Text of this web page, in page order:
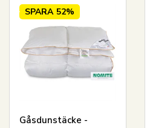
SPARA 52%
Gåsdunstäcke -